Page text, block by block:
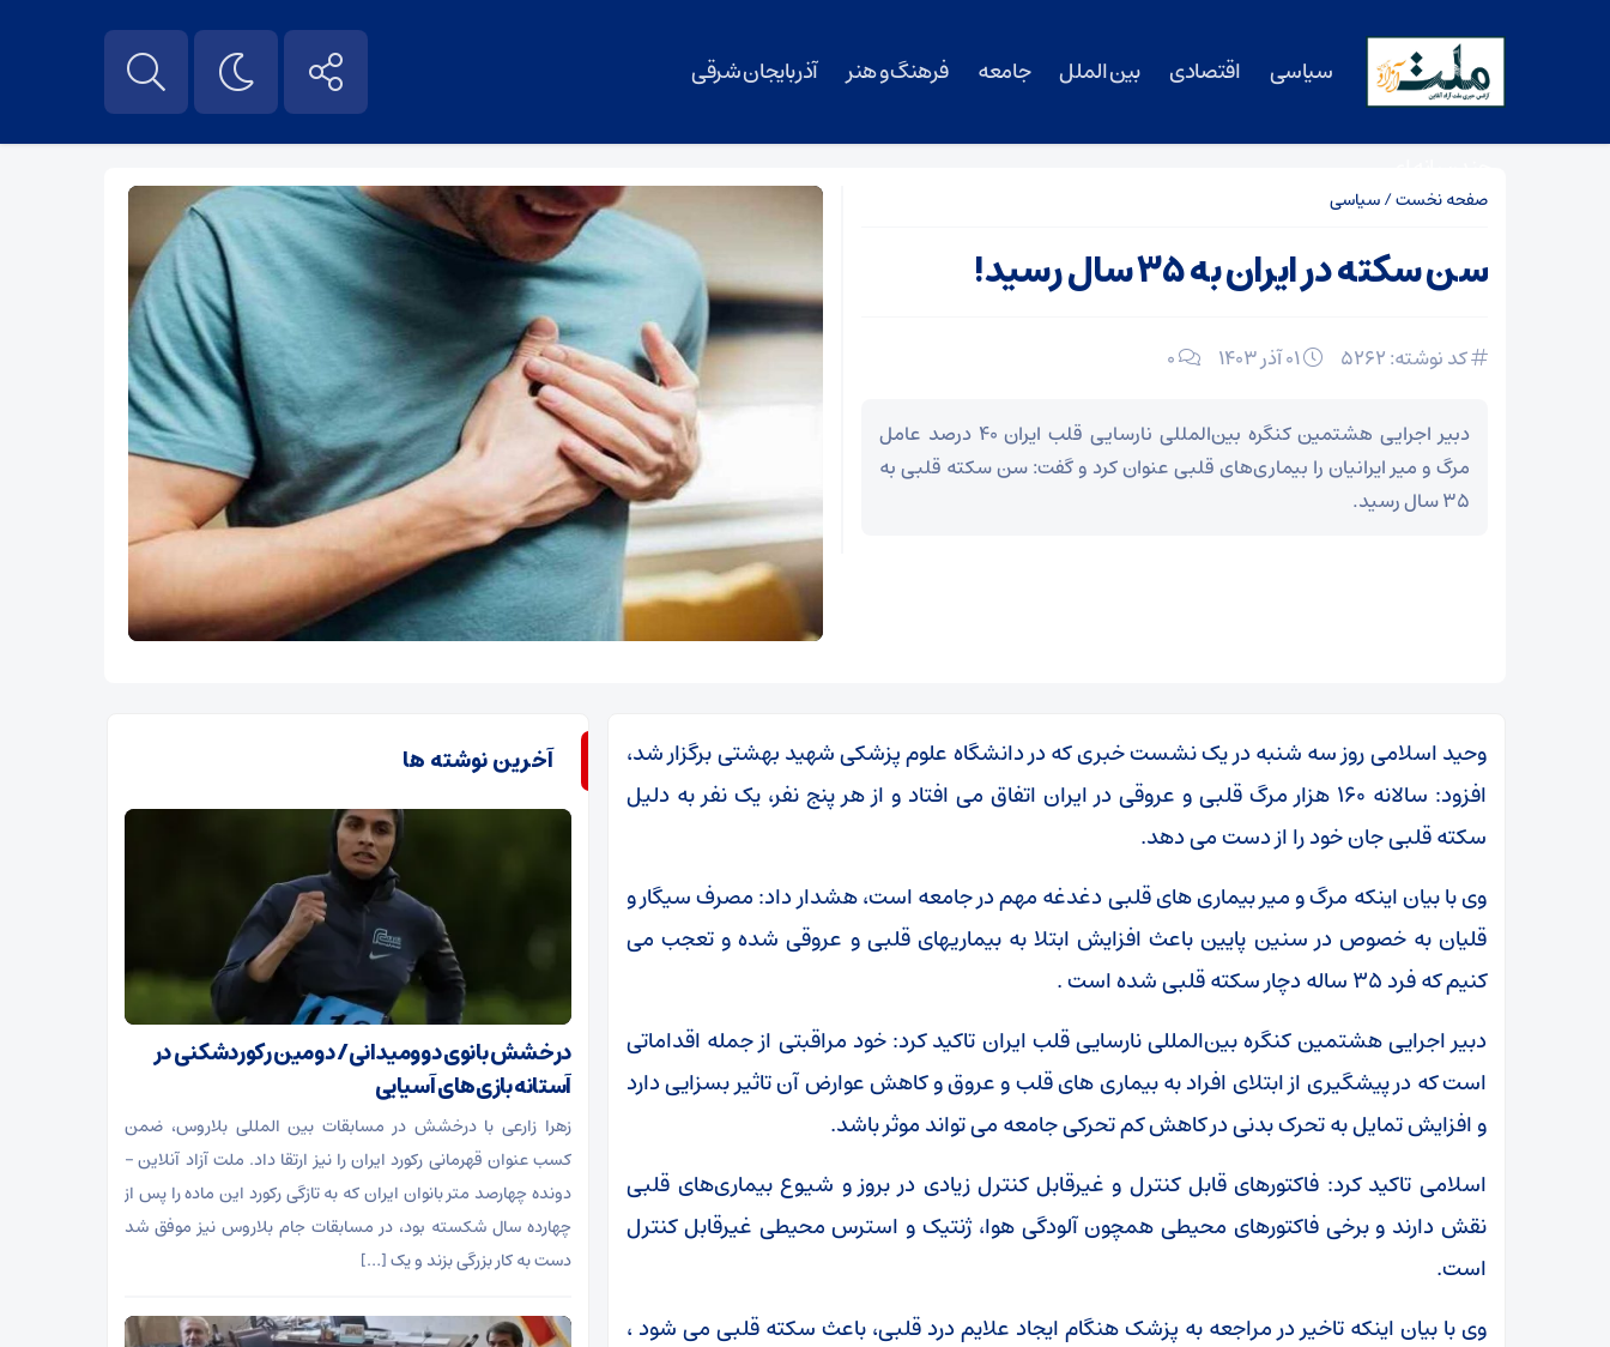
سیاسی اقتصادی بین الملل جامعه فرهنگ و هنر آذربایجان شرقی
صفحه نخست/سیاسی
سن سکته در ایران به ۳۵ سال رسید!
کد نوشته: 5262 0
دبیر اجرایی هشتمین کنگره بین‌المللی نارسایی قلب ایران ۴۰ درصد عامل
مرگ و میر ایرانیان را بیماری‌های قلبی عنوان کرد و گفت: سن سکته قلبی به
۳۵ سال رسید.
وحید اسلامی روز سه شنبه در یک نشست خبری که در دانشگاه علوم پزشکی شهید بهشتی برگزار شد،
افزود: سالانه ۱۶۰ هزار مرگ قلبی و عروقی در ایران اتفاق می افتاد و از هر پنج نفر، یک نفر به دلیل
سکته قلبی جان خود را از دست می دهد.
وی با بیان اینکه مرگ و میر بیماری های قلبی دغدغه مهم در جامعه است، هشدار داد: مصرف سیگار و
قلیان به خصوص در سنین پایین باعث افزایش ابتلا به بیماریهای قلبی و عروقی شده و تعجب می
کنیم که فرد ۳۵ ساله دچار سکته قلبی شده است .
دبیر اجرایی هشتمین کنگره بین‌المللی نارسایی قلب ایران تاکید کرد: خود مراقبتی از جمله اقداماتی
است که در پیشگیری از ابتلای افراد به بیماری های قلب و عروق و کاهش عوارض آن تاثیر بسزایی دارد
و افزایش تمایل به تحرک بدنی در کاهش کم تحرکی جامعه می تواند موثر باشد.
اسلامی تاکید کرد: فاکتورهای قابل کنترل و غیرقابل کنترل زیادی در بروز و شیوع بیماری‌های قلبی
نقش دارند و برخی فاکتورهای محیطی همچون آلودگی هوا، ژنتیک و استرس محیطی غیرقابل کنترل
است.
وی با بیان اینکه تاخیر در مراجعه به پزشک هنگام ایجاد علایم درد قلبی، باعث سکته قلبی می شود ،
آخرین نوشته ها
درخشش بانوی دوومیدانی/ دومین رکوردشکنی در
آستانه بازی‌های آسیایی
زهرا زارعی با درخشش در مسابقات بین المللی بلاروس، ضمن
کسب عنوان قهرمانی رکورد ایران را نیز ارتقا داد. ملت آزاد آنلاین –
دونده چهارصد متر بانوان ایران که به تازگی رکورد این ماده را پس از
چهارده سال شکسته بود، در مسابقات جام بلاروس نیز موفق شد
دست به کار بزرگی بزند و یک […]